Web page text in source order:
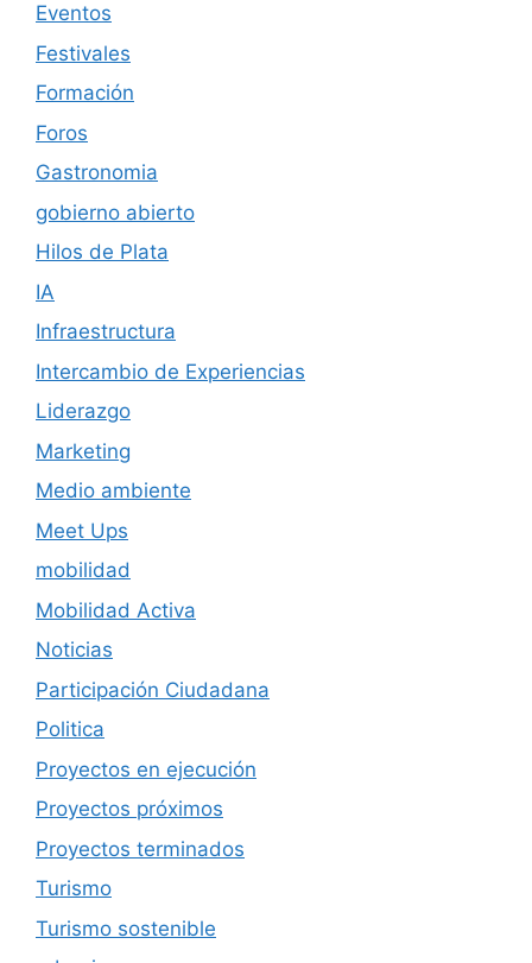
Eventos
Festivales
Formación
Foros
Gastronomia
gobierno abierto
Hilos de Plata
IA
Infraestructura
Intercambio de Experiencias
Liderazgo
Marketing
Medio ambiente
Meet Ups
mobilidad
Mobilidad Activa
Noticias
Participación Ciudadana
Politica
Proyectos en ejecución
Proyectos próximos
Proyectos terminados
Turismo
Turismo sostenible